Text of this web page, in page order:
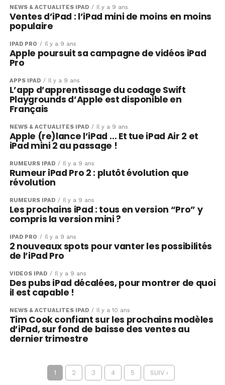
NEWS & ACTUALITÉS IPAD Il y a 9 ans
Ventes d’iPad : l’iPad mini de moins en moins
populaire
IPAD PRO Il y a 9 ans
Apple poursuit sa campagne de vidéos iPad
Pro
APPS IPAD Il y a 9 ans
L’app d’apprentissage du codage Swift
Playgrounds d’Apple est disponible en
Français
NEWS & ACTUALITÉS IPAD Il y a 9 ans
Apple (re)lance l’iPad … Et tue iPad Air 2 et
iPad mini 2 au passage !
RUMEURS IPAD Il y a 9 ans
Rumeur iPad Pro 2 : plutôt évolution que
révolution
RUMEURS IPAD Il y a 9 ans
Les prochains iPad : tous en version “Pro” y
compris la version mini ?
IPAD PRO Il y a 9 ans
2 nouveaux spots pour vanter les possibilités
de l’iPad Pro
VIDÉOS IPAD Il y a 9 ans
Des pubs iPad décalées, pour montrer de quoi
il est capable !
NEWS & ACTUALITÉS IPAD Il y a 10 ans
Tim Cook confiant sur les prochains modèles
d’iPad, sur fond de baisse des ventes au
dernier trimestre
1 2 3 4 5 SUIV ›